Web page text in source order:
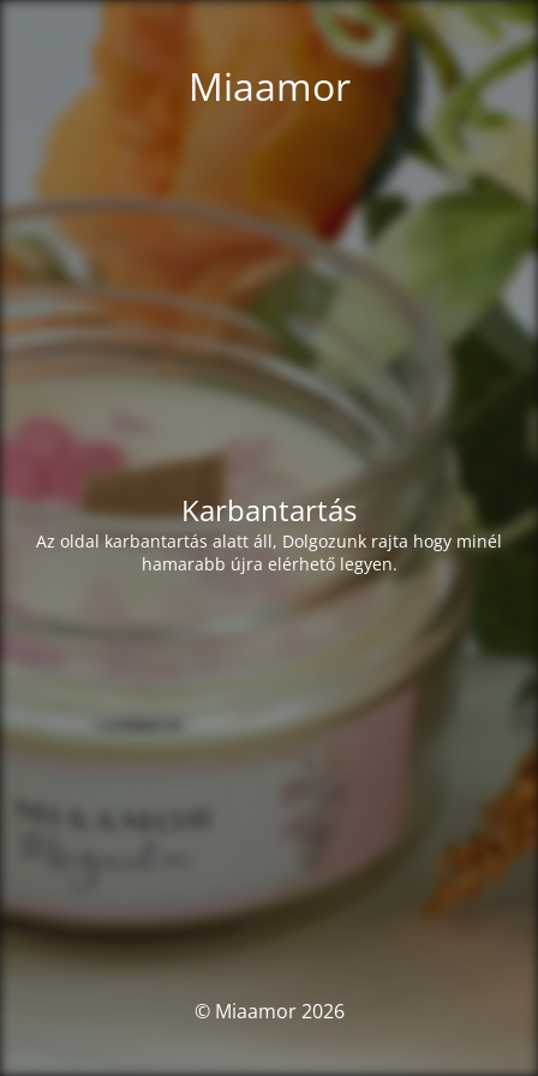
Miaamor
Karbantartás
Az oldal karbantartás alatt áll, Dolgozunk rajta hogy minél
hamarabb újra elérhető legyen.
© Miaamor 2026